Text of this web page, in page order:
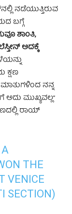
ನಡೆಯುತ್ತಿರುವ
ಬಗ್ಗೆ
ಶಾಂತಿ,
ಅದಕ್ಕೆ
ಕ್ಷಣ
ನನ್ನ
ಮುಖ್ಯವಲ್ಲ”
ರಾಯ್
THE
VENICE
SECTION)